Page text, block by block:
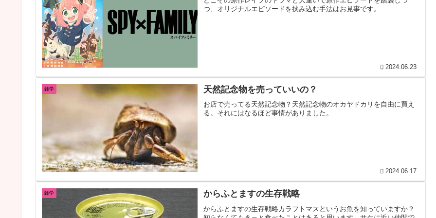
つ、オリジナルエピソードを挟み込む手法はお見事です。
2024.06.23
雑学 天然記念物を売っていいの？
お店で売ってる天然記念物？天然記念物のオカヤドカリを自由に買え
る。それにはなるほど事情がありました。
2024.06.17
雑学 からふとますの生存戦略
からふとますの生存戦略カラフトマスというお魚を知っていますか？